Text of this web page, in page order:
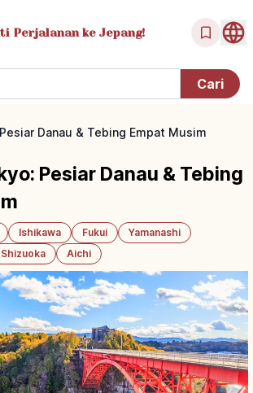
Perjalanan ke Jepang!
Danau & Tebing Empat Musim
Pesiar Danau & Tebing
Ishikawa Fukui
Yamanashi
Shizuoka Aichi